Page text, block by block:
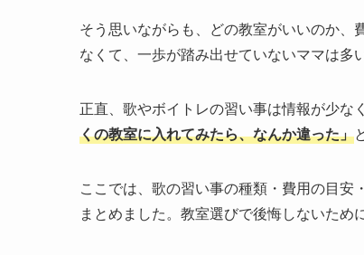
そう思いながらも、どの教室がいいのか
なくて、一歩が踏み出せていないママは多
正直、歌やボイトレの習い事は情報が少な
くの教室に入れてみたら、なんか違った」
ここでは、歌の習い事の種類・費用の目
まとめました。教室選びで後悔しないため